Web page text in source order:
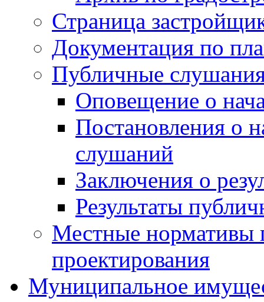
Страница
Документация по
Публичные
Оповещение о
Постановления о
слушаний
Заключения о
Результаты
Местные нормативы
проектирования
Муниципальное